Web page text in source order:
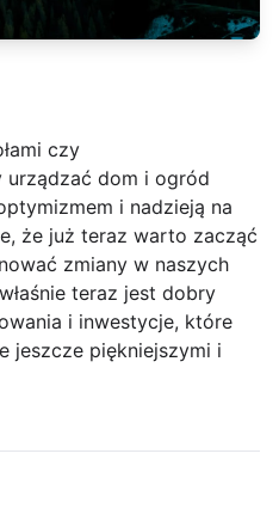
czy
urządzać dom i ogród
i nadzieją na
że już teraz warto zacząć
zmiany w naszych
teraz jest dobry
i inwestycje, które
jeszcze piękniejszymi i